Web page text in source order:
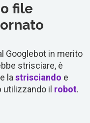
file
Googlebot in merito
strisciare, è
lastrisciando e
il robot.